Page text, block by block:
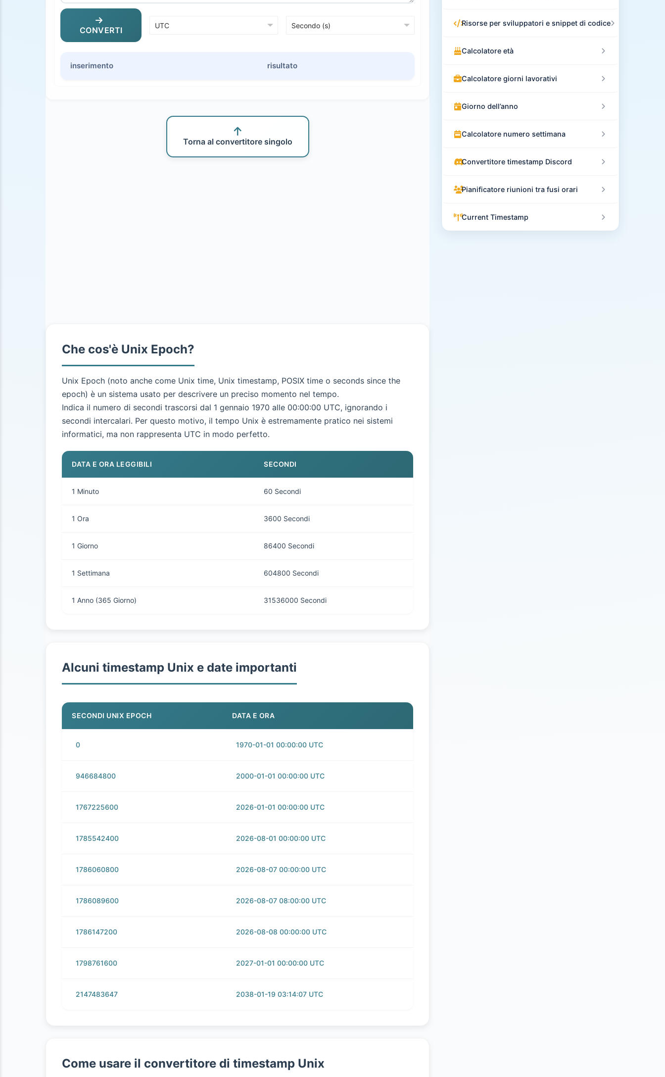
CONVERTI
inserimento risultato
Torna al convertitore singolo
Che cos'è Unix Epoch?
Unix Epoch (noto anche come Unix time, Unix timestamp, POSIX time o seconds since the
epoch) è un sistema usato per descrivere un preciso momento nel tempo.
Indica il numero di secondi trascorsi dal 1 gennaio 1970 alle 00:00:00 UTC, ignorando i
secondi intercalari. Per questo motivo, il tempo Unix è estremamente pratico nei sistemi
informatici, ma non rappresenta UTC in modo perfetto.
DATA E ORA LEGGIBILI SECONDI
1 Minuto 60 Secondi
1 Ora 3600 Secondi
1 Giorno 86400 Secondi
1 Settimana 604800 Secondi
1 Anno (365 Giorno) 31536000 Secondi
Alcuni timestamp Unix e date importanti
SECONDI UNIX EPOCH DATA E ORA
0 1970-01-01 00:00:00 UTC
946684800 2000-01-01 00:00:00 UTC
1767225600 2026-01-01 00:00:00 UTC
1785542400 2026-08-01 00:00:00 UTC
1786060800 2026-08-07 00:00:00 UTC
1786089600 2026-08-07 08:00:00 UTC
1786147200 2026-08-08 00:00:00 UTC
1798761600 2027-01-01 00:00:00 UTC
2147483647 2038-01-19 03:14:07 UTC
Come usare il convertitore di timestamp Unix
Risorse per sviluppatori e snippet di codice
Calcolatore età
Calcolatore giorni lavorativi
Giorno dell’anno
Calcolatore numero settimana
Convertitore timestamp Discord
Pianificatore riunioni tra fusi orari
Current Timestamp